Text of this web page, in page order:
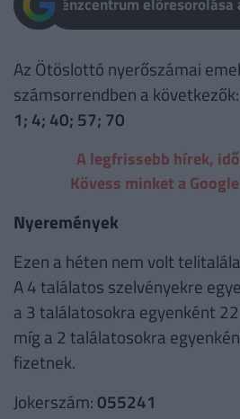
Az Ötöslottó nyerőszámai
számsorrendben a következők:
1; 4; 40; 57; 70
A legfrissebb hírek,
Kövess minket a
Nyeremények
Ezen a héten nem volt
A 4 találatos szelvényekre
a 3 találatosokra egyenként
míg a 2 találatosokra
fizetnek.
Jokerszám:055241